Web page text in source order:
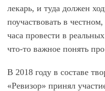
лекарь, и туда должен
поучаствовать в
часа провести в
что-то важное понять
В 2018 году в составе
«Ревизор» принял